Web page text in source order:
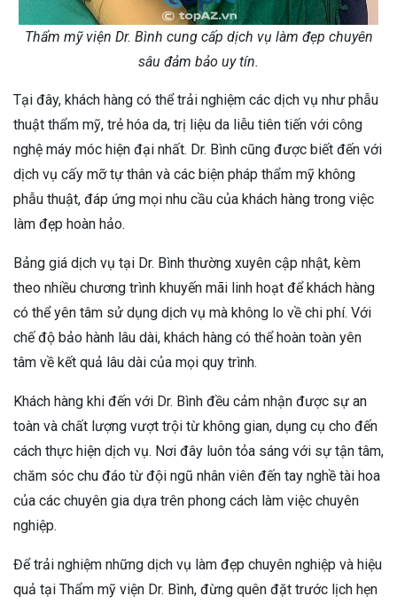
Thẩm mỹ viện Dr. Bình cung cấp dịch vụ làm đẹp chuyên
sâu đảm bảo uy tín.
Tại đây, khách hàng có thể trải nghiệm các dịch vụ như phẫu
thuật thẩm mỹ, trẻ hóa da, trị liệu da liễu tiên tiến với công
nghệ máy móc hiện đại nhất. Dr. Bình cũng được biết đến với
dịch vụ cấy mỡ tự thân và các biện pháp thẩm mỹ không
phẫu thuật, đáp ứng mọi nhu cầu của khách hàng trong việc
làm đẹp hoàn hảo.
Bảng giá dịch vụ tại Dr. Bình thường xuyên cập nhật, kèm
theo nhiều chương trình khuyến mãi linh hoạt để khách hàng
có thể yên tâm sử dụng dịch vụ mà không lo về chi phí. Với
chế độ bảo hành lâu dài, khách hàng có thể hoàn toàn yên
tâm về kết quả lâu dài của mọi quy trình.
Khách hàng khi đến với Dr. Bình đều cảm nhận được sự an
toàn và chất lượng vượt trội từ không gian, dụng cụ cho đến
cách thực hiện dịch vụ. Nơi đây luôn tỏa sáng với sự tận tâm,
chăm sóc chu đáo từ đội ngũ nhân viên đến tay nghề tài hoa
của các chuyên gia dựa trên phong cách làm việc chuyên
nghiệp.
Để trải nghiệm những dịch vụ làm đẹp chuyên nghiệp và hiệu
quả tại Thẩm mỹ viện Dr. Bình, đừng quên đặt trước lịch hẹn